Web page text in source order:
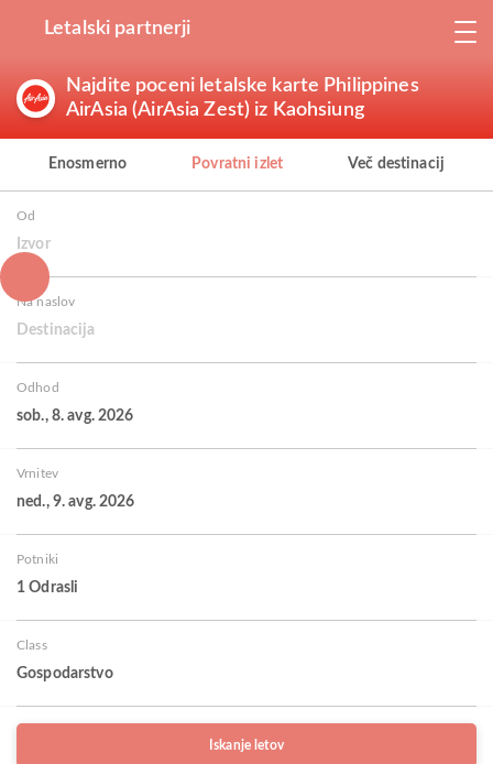
Letalski partnerji
Najdite poceni letalske karte Philippines
AirAsia (AirAsia Zest) iz Kaohsiung
Enosmerno Povratni izlet Več destinacij
Od
Izvor
Na naslov
Destinacija
Odhod
sob., 8. avg. 2026
Vrnitev
ned., 9. avg. 2026
Potniki
1 Odrasli
Class
Gospodarstvo
Iskanje letov